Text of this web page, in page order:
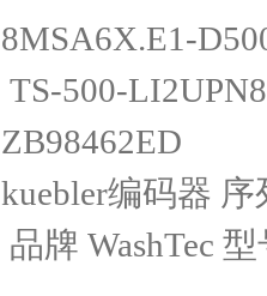
TS-500-
kuebler编码器
品牌 WashTec